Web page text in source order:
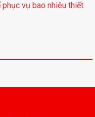
vụ bao nhiêu thiết